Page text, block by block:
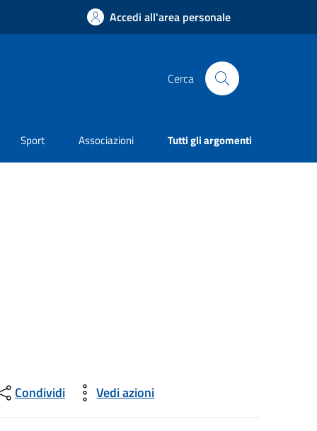
Accedi all'area personale
Cerca
Sport Associazioni Tutti gli argomenti
Condividi Vedi azioni